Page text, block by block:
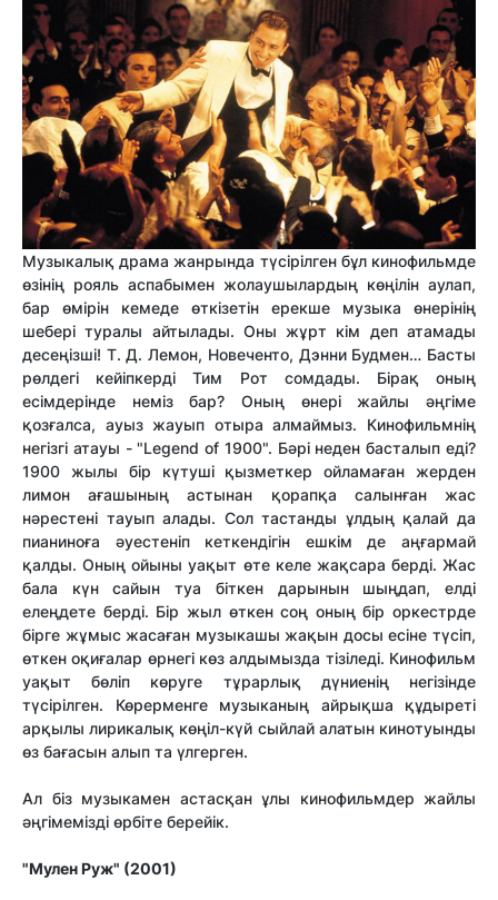
Музыкалық драма жанрында түсірілген бұл кинофильмде
өзінің рояль аспабымен жолаушылардың көңілін аулап,
бар өмірін кемеде өткізетін ерекше музыка өнерінің
шебері туралы айтылады. Оны жұрт кім деп атамады
десеңізші! Т. Д. Лемон, Новеченто, Дэнни Будмен… Басты
рөлдегі кейіпкерді Тим Рот сомдады. Бірақ оның
есімдерінде неміз бар? Оның өнері жайлы әңгіме
қозғалса, ауыз жауып отыра алмаймыз. Кинофильмнің
негізгі атауы - "Legend of 1900". Бәрі неден басталып еді?
1900 жылы бір күтуші қызметкер ойламаған жерден
лимон ағашының астынан қорапқа салынған жас
нәрестені тауып алады. Сол тастанды ұлдың қалай да
пианиноға әуестеніп кеткендігін ешкім де аңғармай
қалды. Оның ойыны уақыт өте келе жақсара берді. Жас
бала күн сайын туа біткен дарынын шыңдап, елді
елеңдете берді. Бір жыл өткен соң оның бір оркестрде
бірге жұмыс жасаған музыкашы жақын досы есіне түсіп,
өткен оқиғалар өрнегі көз алдымызда тізіледі. Кинофильм
уақыт бөліп көруге тұрарлық дүниенің негізінде
түсірілген. Көрерменге музыканың айрықша құдыреті
арқылы лирикалық көңіл-күй сыйлай алатын кинотуынды
өз бағасын алып та үлгерген.
Ал біз музыкамен астасқан ұлы кинофильмдер жайлы
әңгімемізді өрбіте берейік.
"Мулен Руж" (2001)